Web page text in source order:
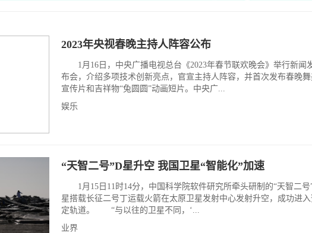
2023年央视春晚主持人阵容公布
1月16日，中央广播电视总台《2023年春节联欢晚会》举行新闻
布会，介绍多项技术创新亮点，官宣主持人阵容，并首次发布春晚
宣传片和吉祥物“兔圆圆”动画短片。中央广...
娱乐
“天智二号”D星升空 我国卫星“智能化”加速
1月15日11时14分，中国科学院软件研究所牵头研制的“天智二号
星搭载长征二号丁运载火箭在太原卫星发射中心发射升空，成功进入
定轨道。 “与以往的卫星不同，‘...
业界